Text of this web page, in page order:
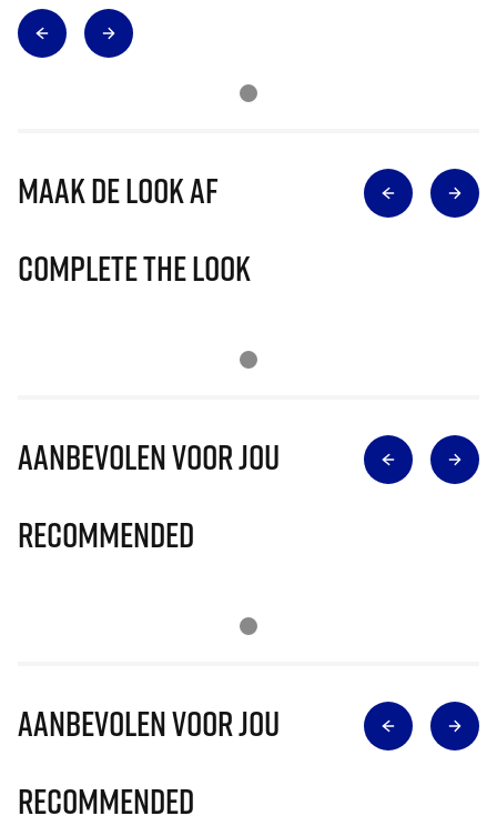
Maak de look af
Complete The Look
Aanbevolen voor jou
Recommended
Aanbevolen voor jou
Recommended